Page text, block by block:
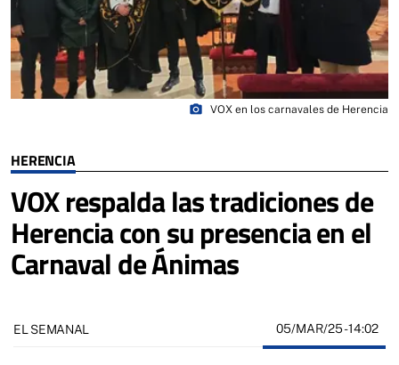
HERENCIA
VOX respalda las tradiciones de
Herencia con su presencia en el
Carnaval de Ánimas
photo_camera VOX en los carnavales de Herencia
EL SEMANAL 05/MAR/25- 14:02